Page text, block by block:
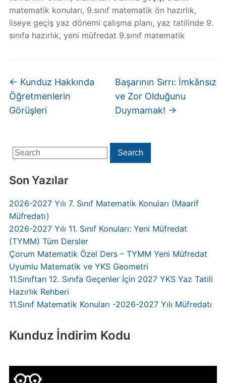
Search
for:
Search
Son Yazılar
2026-2027 Yılı 7. Sınıf Matematik Konuları (Maarif
Müfredatı)
2026-2027 Yılı 11. Sınıf Konuları: Yeni Müfredat
(TYMM) Tüm Dersler
Çorum Matematik Özel Ders – TYMM Yeni Müfredat
Uyumlu Matematik ve YKS Geometri
11.Sınıftan 12. Sınıfa Geçenler İçin 2027 YKS Yaz Tatili
Hazırlık Rehberi
11.Sınıf Matematik Konuları -2026-2027 Yılı Müfredatı
Kunduz İndirim Kodu
matematik konuları, 9.sınıf matematik ön hazırlık,
liseye geçiş yaz dönemi çalışma planı, yaz tatilinde 9.
sınıfa hazırlık, yeni müfredat 9.sınıf matematik
← Kunduz Hakkında
Öğretmenlerin
Görüşleri
Başarının Sırrı: İmkânsız
ve Zor Olduğunu
Duymamak! →